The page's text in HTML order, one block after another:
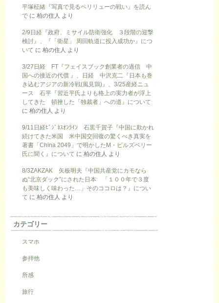
平塚柾緒『写真で見るペリリューの戦い』を読ん
で に 柏の住人 より
2/9日経『政府、ミサイル防衛強化 ３段階の迎撃
検討』、『「衛星」 周回軌道に投入成功か』につ
いて に 柏の住人 より
3/27日経 FT『フェイスブック創業者の過信 中
国への接近の代償 』、日経 中沢克二『日本も巻
き込むアジアの新冷戦(風見鶏)』、3/25産経ニュ
ース 石平『習近平氏よりも格上の実力者が浮上
してきた 頓挫した「独裁者」への道』について
に 柏の住人 より
9/11日経ﾋﾞｼﾞﾈｽｵﾝﾗｲﾝ 石黒千賀子『中国に欺かれ
続けてきた米国 米中国交回復の驚くべき真実を
著書「China 2049」で明かしたM・ピルズベリー
氏に聞く』について に 柏の住人 より
8/3ZAKZAK 矢板明夫『中国共産党にカモなら
ぬ“北京ダック”にされた日本 「１００年で３度
も美味しく味わった…」そのココロは？』につい
て に 柏の住人 より
カテゴリー
スマホ
参拝他
所感
旅行